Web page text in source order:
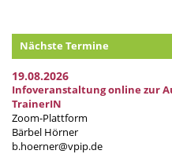
Nächste Termine
19.08.2026
Infoveranstaltung online zur
TrainerIN
Zoom-Plattform
Bärbel Hörner
b.hoerner@vpip.de